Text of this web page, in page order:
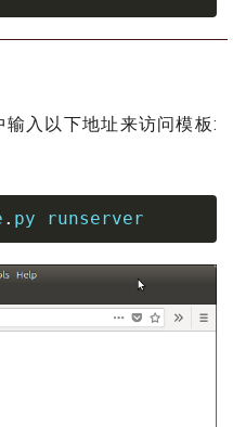
入以下地址来访问模板:
. py runserver